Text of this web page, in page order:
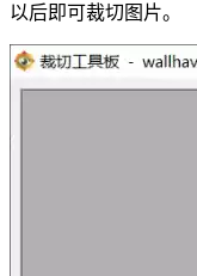
以后即可裁切图片。